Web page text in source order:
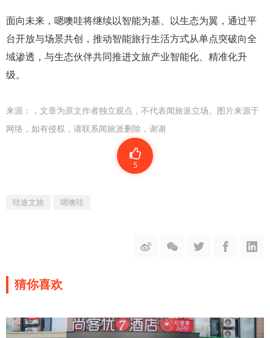
面向未来，嗯噢哇将继续以智能为基、以生态为翼，通过平
台开放与场景共创，推动智能旅行生活方式从单点突破向全
域渗透，与生态伙伴共同推进文旅产业智能化、精准化升
级。
来源：
，文章为原文作者独立观点，不代表闻旅派立场。图片来源于
网络，如有侵权，请联系闻旅派删除，谢谢
5
哇途文旅 嗯噢哇
猜你喜欢